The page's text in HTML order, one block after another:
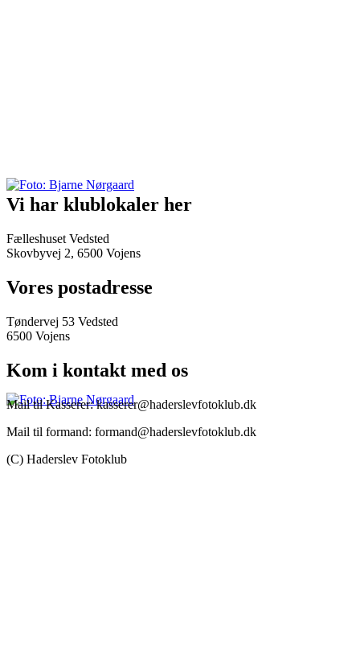
Vi har klublokaler her
Fælleshuset Vedsted
Skovbyvej 2, 6500 Vojens
Vores postadresse
Tøndervej 53 Vedsted
6500 Vojens
Kom i kontakt med os
Mail til Kasserer: kasserer@haderslevfotoklub.dk
Mail til formand: formand@haderslevfotoklub.dk
(C) Haderslev Fotoklub